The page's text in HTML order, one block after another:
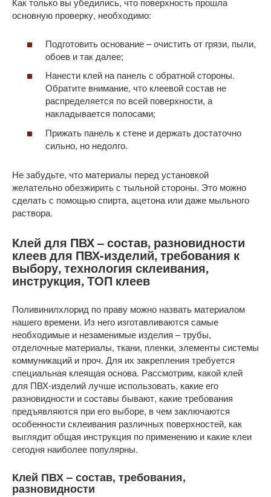
основную проверку, необходимо:
Подготовить основание – очистить от грязи, пыли,
обоев и так далее;
Нанести клей на панель с обратной стороны.
Обратите внимание, что клеевой состав не
распределяется по всей поверхности, а
накладывается полосами;
Прижать панель к стене и держать достаточно
сильно, но недолго.
Не забудьте, что материалы перед установкой
желательно обезжирить с тыльной стороны. Это можно
сделать с помощью спирта, ацетона или даже мыльного
раствора.
Клей для ПВХ – состав, разновидности
клеев для ПВХ-изделий, требования к
выбору, технология склеивания,
инструкция, ТОП клеев
Поливинилхлорид по праву можно назвать материалом
нашего времени. Из него изготавливаются самые
необходимые и незаменимые изделия – трубы,
отделочные материалы, ткани, пленки, элементы системы
коммуникаций и проч. Для их закрепления требуется
специальная клеящая основа. Рассмотрим, какой клей
для ПВХ-изделий лучше использовать, какие его
разновидности и составы бывают, какие требования
предъявляются при его выборе, в чем заключаются
особенности склеивания различных поверхностей, как
выглядит общая инструкция по применению и какие клеи
сегодня наиболее популярны.
Клей ПВХ – состав, требования,
разновидности